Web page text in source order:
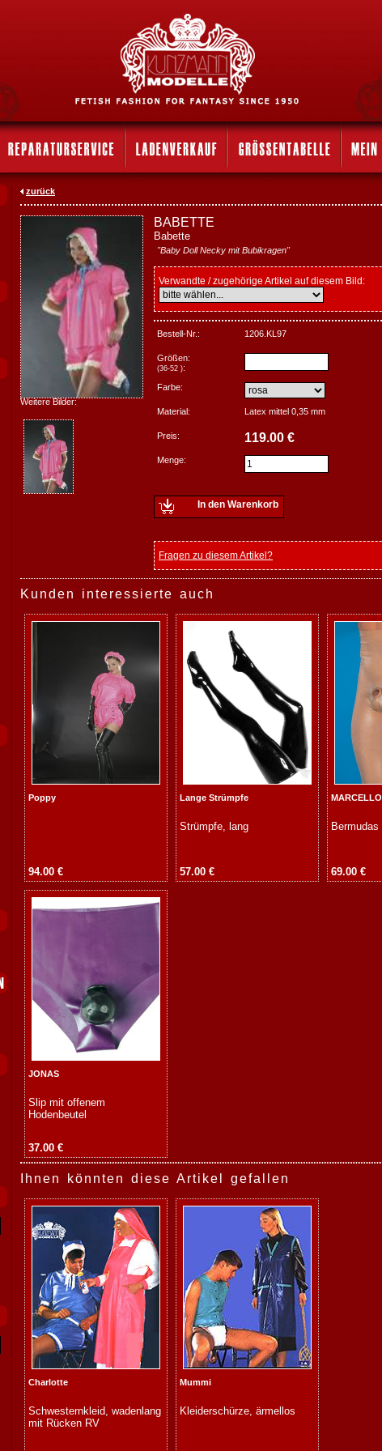
zurück
Weitere Bilder:
BABETTE
Babette
"Baby Doll Necky mit Bubikragen"
Verwandte / zugehörige Artikel auf diesem Bild:
Bestell-Nr.: 1206.KL97
Größen:
(36-52 ):
Farbe:
Material: Latex mittel 0,35 mm
Preis: 119.00 €
Menge:
In den Warenkorb
Fragen zu diesem Artikel?
Kunden interessierte auch
Poppy
94.00 €
Lange Strümpfe
Strümpfe, lang
57.00 €
MARCELLO
Bermudas
69.00 €
JONAS
Slip mit offenem
Hodenbeutel
37.00 €
Ihnen könnten diese Artikel gefallen
Charlotte
Schwesternkleid, wadenlang
mit Rücken RV
Mummi
Kleiderschürze, ärmellos